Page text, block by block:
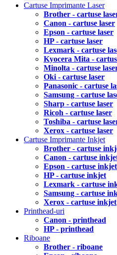
Cartuse Imprimante Laser
Brother - cartuse
Canon - cartuse laser
Epson - cartuse laser
HP - cartuse laser
Lexmark - cartuse
Kyocera Mita -
Minolta - cartuse
Oki - cartuse laser
Panasonic - cartuse
Samsung - cartuse
Sharp - cartuse laser
Ricoh - cartuse laser
Toshiba - cartuse
Xerox - cartuse laser
Cartuse Imprimante Inkjet
Brother - cartuse
Canon - cartuse
Epson - cartuse inkjet
HP - cartuse inkjet
Lexmark - cartuse
Samsung - cartuse
Xerox - cartuse inkjet
Printhead-uri
Canon - printhead
HP - printhead
Riboane
Brother - riboane